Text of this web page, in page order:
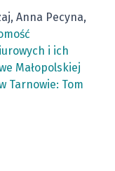
Anna Pecyna,
i ich
Małopolskiej
Tarnowie: Tom